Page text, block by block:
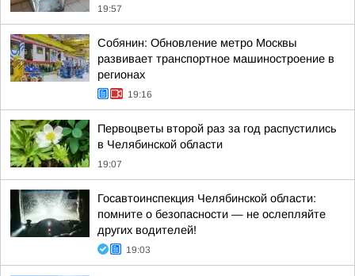
19:57
Собянин: Обновление метро Москвы
развивает транспортное машиностроение в
регионах
19:16
Первоцветы второй раз за год распустились
в Челябинской области
19:07
Госавтоинспекция Челябинской области:
помните о безопасности — не ослепляйте
других водителей!
19:03